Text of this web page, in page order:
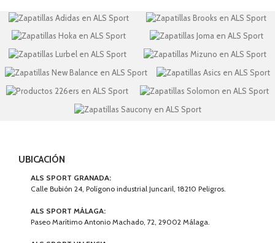
UBICACIÓN
ALS SPORT GRANADA:
Calle Bubión 24, Polígono industrial Juncaril, 18210 Peligros.
ALS SPORT MÁLAGA:
Paseo Marítimo Antonio Machado, 72, 29002 Málaga.